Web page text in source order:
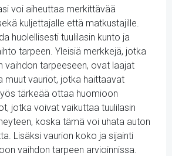
voi aiheuttaa merkittävää
kuljettajalle että matkustajille.
huolellisesti tuulilasin kunto ja
tarpeen. Yleisiä merkkejä, jotka
vaihdon tarpeeseen, ovat laajat
muut vauriot, jotka haittaavat
tärkeää ottaa huomioon
jotka voivat vaikuttaa tuulilasin
koska tämä voi uhata auton
Lisäksi vaurion koko ja sijainti
vaihdon tarpeen arvioinnissa.